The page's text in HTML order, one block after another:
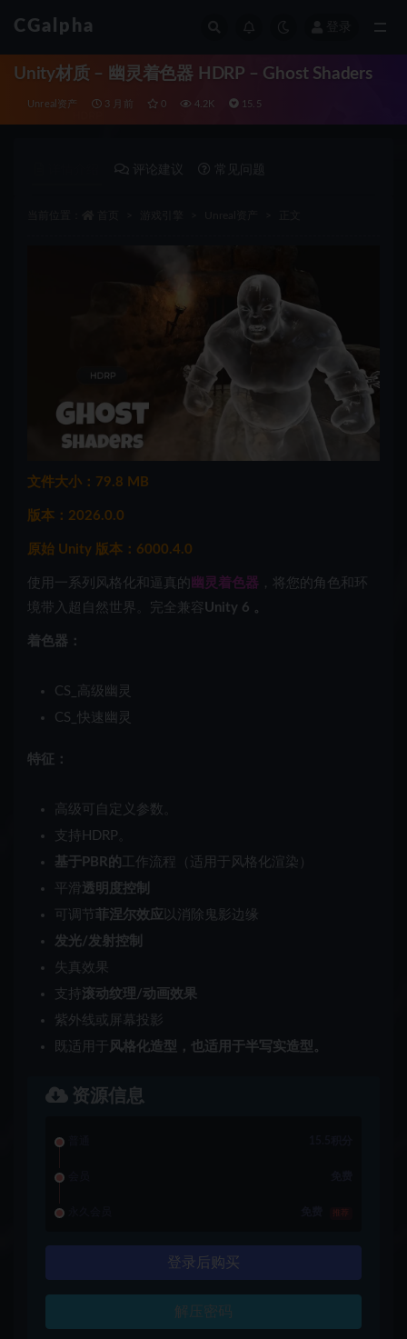
CGalpha
Unity材质 – 幽灵着色器 HDRP – Ghost Shaders
Unreal资产 3 月前 0 4.2K 15.5
评论建议 常见问题
文件大小：79.8 MB
版本：2026.0.0
原始 Unity 版本：6000.4.0
使用一系列风格化和逼真的 幽灵着色器 ，将您的角色和环
境带入超自然世界。完全兼容 Unity 6 。
着色器：
CS_高级幽灵
CS_快速幽灵
特征：
高级可自定义参数。
支持HDRP。
基于PBR的 工作流程（适用于风格化渲染）
平滑透明度控制
可调节 菲涅尔效应 以消除鬼影边缘
发光/发射控制
失真效果
支持 滚动纹理/动画效果
紫外线或屏幕投影
既适用于 风格化造型，也适用于半写实造型。
资源信息
推荐
登录后购买
解压密码